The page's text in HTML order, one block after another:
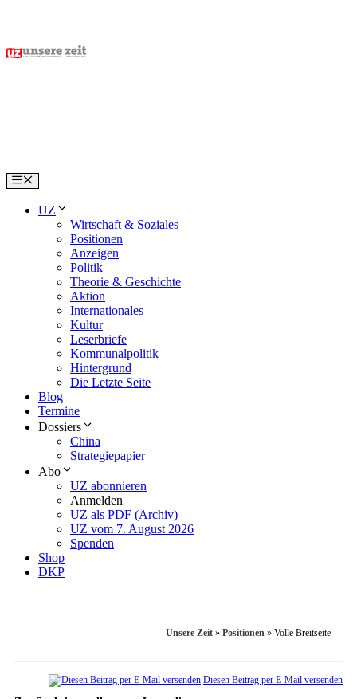
content
Menu
UZ
Wirtschaft & Soziales
Positionen
Anzeigen
Politik
Theorie & Geschichte
Aktion
Internationales
Kultur
Leserbriefe
Kommunalpolitik
Hintergrund
Die Letzte Seite
Blog
Termine
Dossiers
China
Strategiepapier
Abo
UZ abonnieren
Anmelden
UZ als PDF (Archiv)
UZ vom 7. August 2026
Spenden
Shop
DKP
Unsere Zeit » Positionen » Volle Breitseite
Diesen Beitrag per E-Mail versenden